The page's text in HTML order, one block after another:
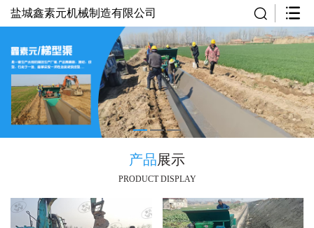
盐城鑫素元机械制造有限公司
产品展示
PRODUCT DISPLAY